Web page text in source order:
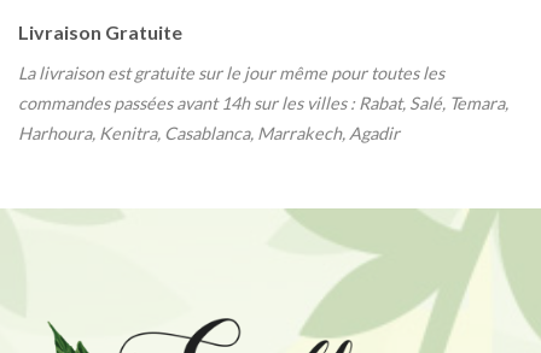
Livraison Gratuite
La livraison est gratuite sur le jour même pour toutes les
commandes passées avant 14h sur les villes : Rabat, Salé, Temara,
Harhoura, Kenitra, Casablanca, Marrakech, Agadir